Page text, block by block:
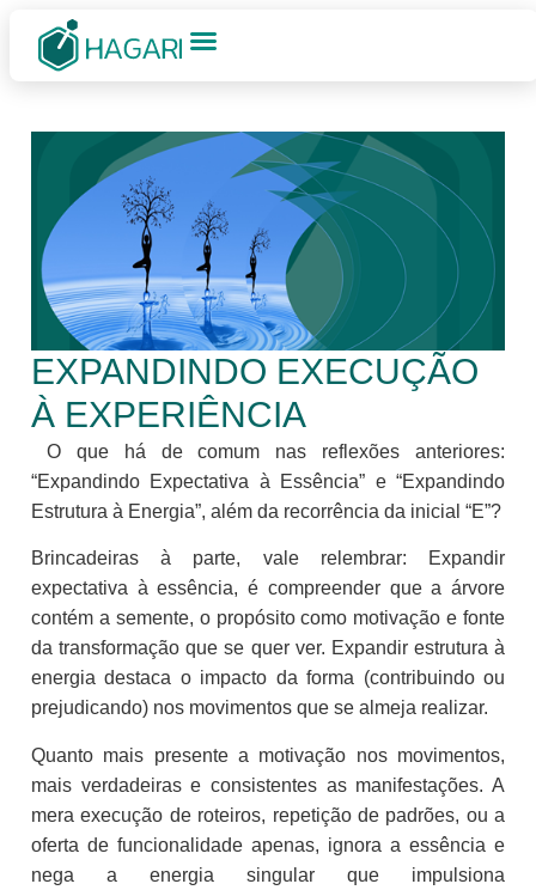
EXPANDINDO EXECUÇÃO
À EXPERIÊNCIA
O que há de comum nas reflexões anteriores:
“Expandindo Expectativa à Essência” e “Expandindo
Estrutura à Energia”, além da recorrência da inicial “E”?
Brincadeiras à parte, vale relembrar: Expandir
expectativa à essência, é compreender que a árvore
contém a semente, o propósito como motivação e fonte
da transformação que se quer ver. Expandir estrutura à
energia destaca o impacto da forma (contribuindo ou
prejudicando) nos movimentos que se almeja realizar.
Quanto mais presente a motivação nos movimentos,
mais verdadeiras e consistentes as manifestações. A
mera execução de roteiros, repetição de padrões, ou a
oferta de funcionalidade apenas, ignora a essência e
nega a energia singular que impulsiona